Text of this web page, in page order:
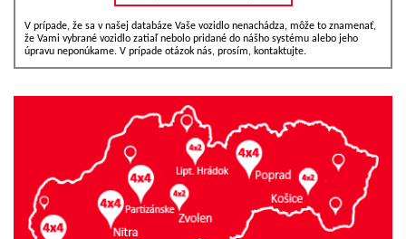
V prípade, že sa v našej databáze Vaše vozidlo nenachádza, môže to znamenať,
že Vami vybrané vozidlo zatiaľ nebolo pridané do nášho systému alebo jeho
úpravu neponúkame. V prípade otázok nás, prosím, kontaktujte.